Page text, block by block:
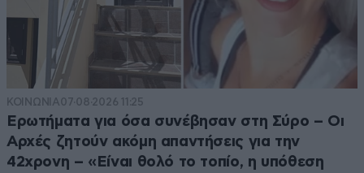
ΚΟΙΝΩΝΙΑ07·08·2026 11:25
Ερωτήματα για όσα συνέβησαν στη Σύρο – Οι
Αρχές ζητούν ακόμη απαντήσεις για την
42χρονη – «Είναι θολό το τοπίο, η υπόθεση